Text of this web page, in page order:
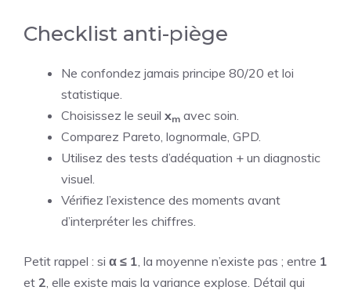
Checklist anti-piège
Ne confondez jamais principe 80/20 et loi
statistique.
Choisissez le seuil xm avec soin.
Comparez Pareto, lognormale, GPD.
Utilisez des tests d’adéquation + un diagnostic
visuel.
Vérifiez l’existence des moments avant
d’interpréter les chiffres.
Petit rappel : si α ≤ 1 , la moyenne n’existe pas ; entre 1
et 2 , elle existe mais la variance explose. Détail qui